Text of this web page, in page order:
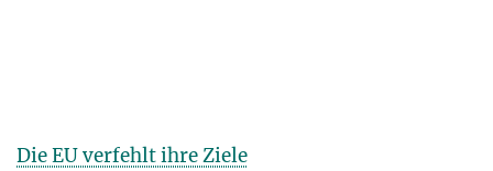
Die EU verfehlt ihre Ziele